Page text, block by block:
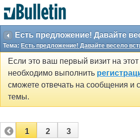
Тема: Есть предложение! Давайте весело
Если это ваш первый визит на
необходимо выполнить
сможете отвечать на сообщения и
темы.
1 2 3